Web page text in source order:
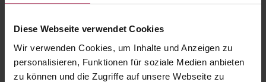
Diese Webseite verwendet Cookies
Wir verwenden Cookies, um Inhalte und Anzeigen zu
personalisieren, Funktionen für soziale Medien anbieten
zu können und die Zugriffe auf unsere Webseite zu